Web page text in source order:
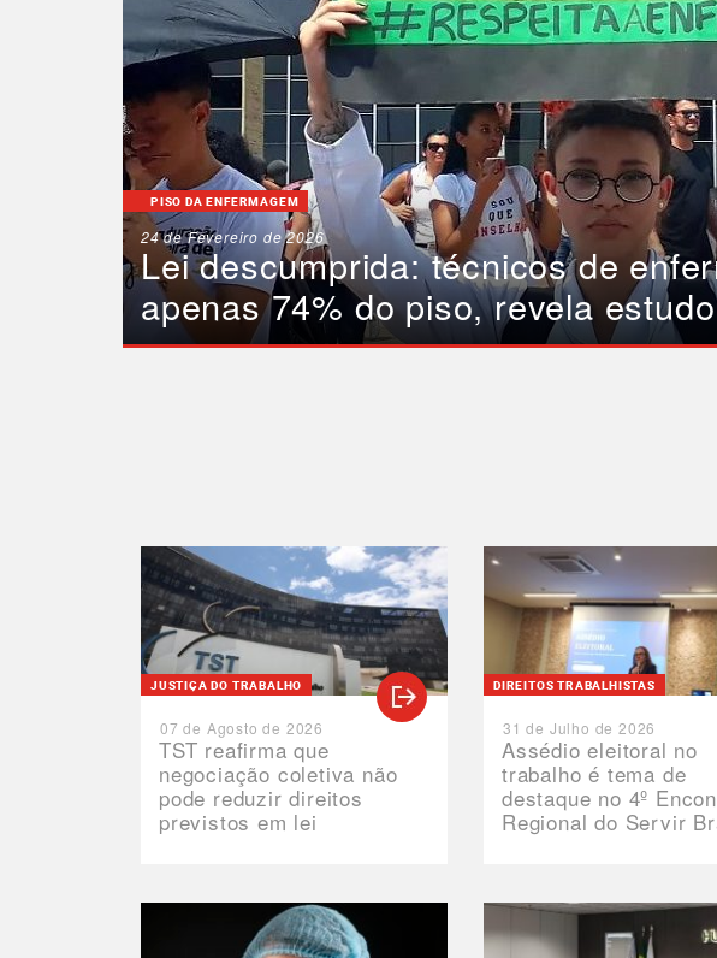
Lei descumprida: técnicos de
apenas 74% do piso, revela
PISO DA ENFERMAGEM
24 de Fevereiro de 2026
TST reafirma que
negociação coletiva não
pode reduzir direitos
previstos em lei
JUSTIÇA DO TRABALHO
07 de Agosto de 2026
Assédio eleitoral no
trabalho é tema de
destaque no 4º
Regional do Servir
DIREITOS TRABALHISTAS
31 de Julho de 2026